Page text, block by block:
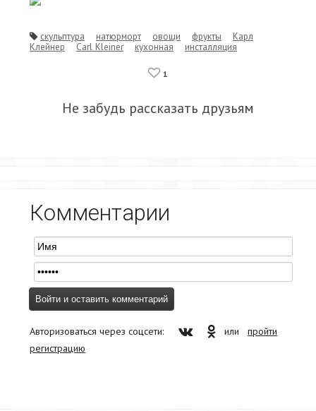
скульптура натюрморт овощи фрукты
Карл
Клейнер
Carl Kleiner кухонная инсталляция
1
Не забудь рассказать друзьям
Комментарии
Авторизоваться через соцсети: или пройти
регистрацию